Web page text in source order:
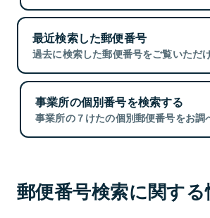
最近検索した郵便番号
過去に検索した郵便番号をご覧いただけ
事業所の個別番号を検索する
事業所の７けたの個別郵便番号をお調
郵便番号検索に関する